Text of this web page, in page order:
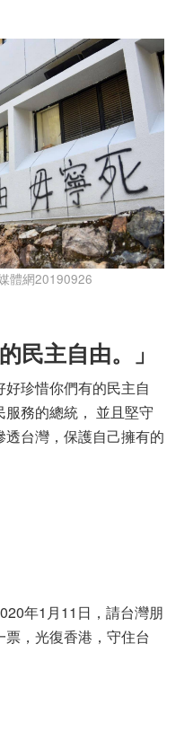
體網20190926
民主自由。」
珍惜你們有的民主自
務的總統， 並且堅守
台灣，保護自己擁有的
年1月11日，請台灣朋
，光復香港，守住台